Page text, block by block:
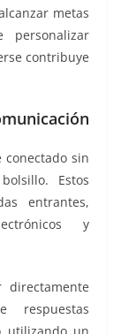
metas
personalizar
contribuye
sin
Estos
entrantes,
y